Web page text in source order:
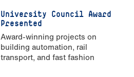
University Council Award
Presented
Award-winning projects on
building automation, rail
transport, and fast fashion